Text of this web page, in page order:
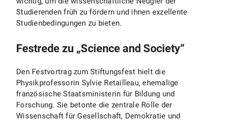
Studierenden früh zu fördern und ihnen exzellente
Studienbedingungen zu bieten.
Festrede zu „Science and Society“
Den Festvortrag zum Stiftungsfest hielt die
Physikprofessorin Sylvie Retailleau, ehemalige
französische Staatsministerin für Bildung und
Forschung. Sie betonte die zentrale Rolle der
Wissenschaft für Gesellschaft, Demokratie und